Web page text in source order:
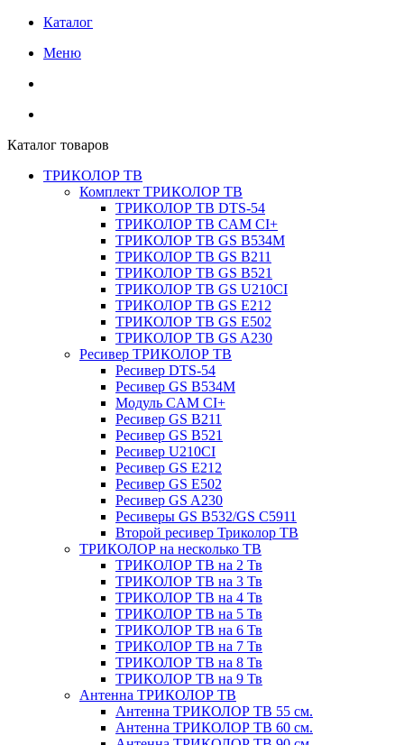
Каталог
Меню
Каталог товаров
ТРИКОЛОР ТВ
Комплект ТРИКОЛОР ТВ
ТРИКОЛОР ТВ DTS-54
ТРИКОЛОР ТВ CAM CI+
ТРИКОЛОР ТВ GS B534M
ТРИКОЛОР ТВ GS B211
ТРИКОЛОР ТВ GS B521
ТРИКОЛОР ТВ GS U210CI
ТРИКОЛОР ТВ GS E212
ТРИКОЛОР ТВ GS E502
ТРИКОЛОР ТВ GS A230
Ресивер ТРИКОЛОР ТВ
Ресивер DTS-54
Ресивер GS B534M
Модуль CAM CI+
Ресивер GS B211
Ресивер GS B521
Ресивер U210CI
Ресивер GS E212
Ресивер GS E502
Ресивер GS A230
Ресиверы GS B532/GS C5911
Второй ресивер Триколор ТВ
ТРИКОЛОР на несколько ТВ
ТРИКОЛОР ТВ на 2 Тв
ТРИКОЛОР ТВ на 3 Тв
ТРИКОЛОР ТВ на 4 Тв
ТРИКОЛОР ТВ на 5 Тв
ТРИКОЛОР ТВ на 6 Тв
ТРИКОЛОР ТВ на 7 Тв
ТРИКОЛОР ТВ на 8 Тв
ТРИКОЛОР ТВ на 9 Тв
Антенна ТРИКОЛОР ТВ
Антенна ТРИКОЛОР ТВ 55 см.
Антенна ТРИКОЛОР ТВ 60 см.